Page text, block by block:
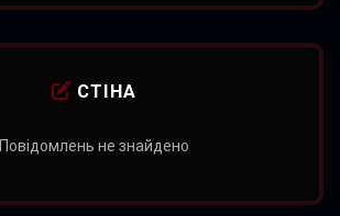
СТІНА
Повідомлень не знайдено